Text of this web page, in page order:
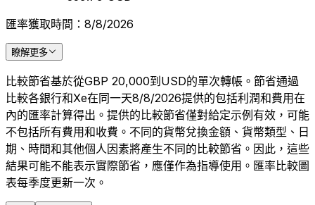
匯率獲取時間：8/8/2026
瞭解更多
比較節省基於從GBP 20,000到USD的單次轉帳。節省通過
比較各銀行和Xe在同一天8/8/2026提供的包括利潤和費用在
內的匯率計算得出。提供的比較節省僅對給定示例有效，可能
不包括所有費用和收費。不同的貨幣兌換金額、貨幣類型、日
期、時間和其他個人因素將產生不同的比較節省。因此，這些
結果可能不能表示實際節省，應僅作為指導使用。匯率比較圖
表每季度更新一次。